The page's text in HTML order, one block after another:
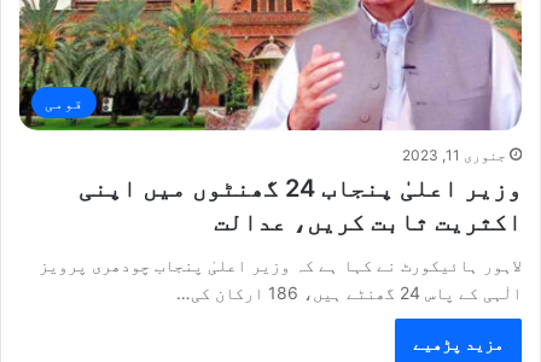
قومی
جنوری 11, 2023
وزیر اعلیٰ پنجاب 24 گھنٹوں میں اپنی
اکثریت ثابت کریں، عدالت
لاہور ہائیکورٹ نے کہا ہے کہ وزیر اعلیٰ پنجاب چودھری پرویز
الٰہی کے پاس 24 گھنٹے ہیں، 186 ارکان کی…
مزید پڑھیے